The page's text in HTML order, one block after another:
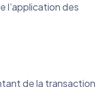
l’application des
de la transaction